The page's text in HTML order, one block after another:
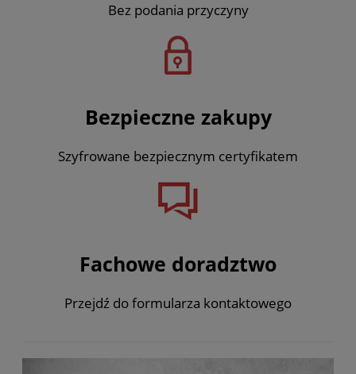
Bez podania przyczyny
Bezpieczne zakupy
Szyfrowane bezpiecznym certyfikatem
Fachowe doradztwo
Przejdź do formularza kontaktowego